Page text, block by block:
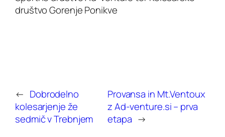
društvo Gorenje Ponikve
← Dobrodelno
kolesarjenje že
sedmič v Trebnjem
Provansa in Mt.Ventoux
z Ad-venture.si – prva
etapa →